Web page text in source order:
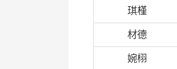
琪槿
材德
婉栩